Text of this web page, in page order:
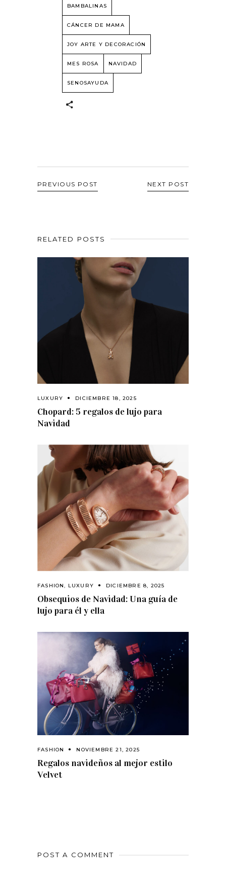
BAMBALINAS
CÁNCER DE MAMA
JOY ARTE Y DECORACIÓN
MES ROSA NAVIDAD
SENOSAYUDA
PREVIOUS POST NEXT POST
RELATED POSTS
LUXURY DICIEMBRE 18, 2025
Chopard: 5 regalos de lujo para
Navidad
FASHION, LUXURY DICIEMBRE 8, 2025
Obsequios de Navidad: Una guía de
lujo para él y ella
FASHION NOVIEMBRE 21, 2025
Regalos navideños al mejor estilo
Velvet
POST A COMMENT